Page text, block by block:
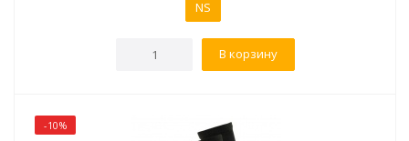
NS
В корзину
-10%